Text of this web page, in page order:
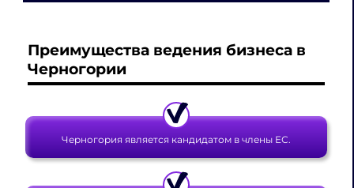
Преимущества ведениябизнеса в
Черногории
Черногория является кандидатом в члены ЕС.